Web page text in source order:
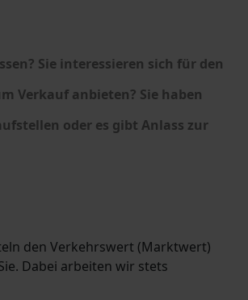
Sie interessieren sich für den
Verkauf anbieten? Sie haben
oder es gibt Anlass zur
den Verkehrswert (Marktwert)
Dabei arbeiten wir stets